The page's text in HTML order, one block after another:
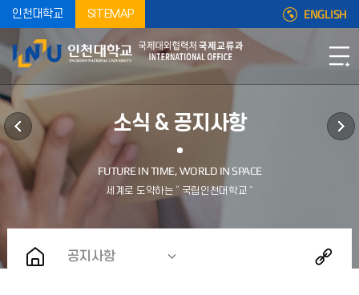
인천대학교 SITEMAP ENGLISH
소식 & 공지사항
공지사항